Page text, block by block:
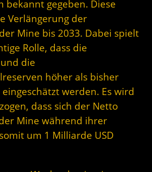
bekannt gegeben. Diese
Verlängerung der
Mine bis 2033. Dabei spielt
Rolle, dass die
die
höher als bisher
werden. Es wird
dass sich der Netto
Mine während ihrer
um 1 Milliarde USD